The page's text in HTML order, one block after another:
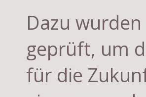
Dazu
geprüft, um
für die